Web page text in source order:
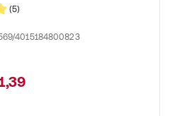
(5)
4015184800823